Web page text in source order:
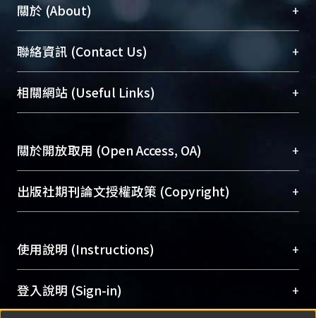
關於 (About) +
臺大位居世界頂尖大學之列，為永久珍藏及向國際
展現本校豐碩的研究成果及學術能量，圖書館整合
機構典藏（NTUR）與學術庫（AH）不同功能平
台，成為臺大學術典藏NTU scholars。期能整合研
成果。
To permanently archive and promote researcher
profiles and scholarly works, Library integrates the
services of “NTU Repository” with “Academic
聯絡資訊 (Contact Us) +
總館學科館員(Main Library)
醫學圖書館學科館員(Medical Library)
Sciences Library)
相關網站 (Useful Links) +
關於開放取用 (Open Access, OA) +
開放取用是從使用者角度提升資訊取用性的社會運
動，應用在學術研究上是透過將研究著作公開供使
用逐年攀升。同時可加速研究發展、提升研究影響
Archive）平台。 （點選深入了解OA）
出版社期刊論文授權政策 (Copyright) +
含部分內容的版權非匯入者所有，或由第三方贊
助與合作完成，請確認該版權所有者及第三方同
意提供此授權。
Please represent that the submission is your
使用說明 (Instructions) +
網站簡介(Quickstart Guide)
使用手冊(Instruction Manual)
登入說明 (Sign-in) +